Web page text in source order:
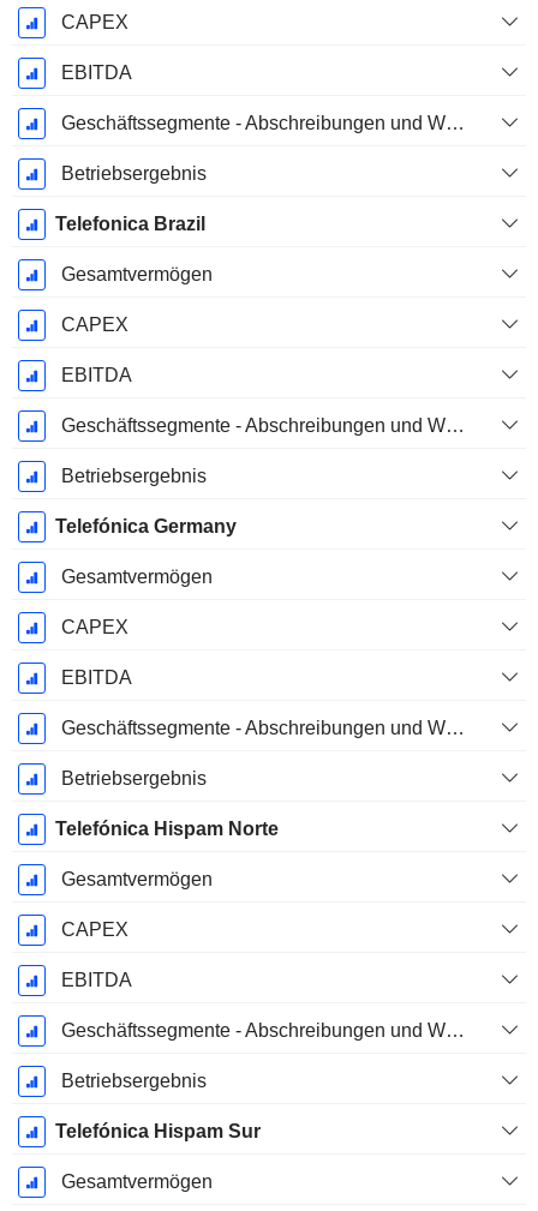
CAPEX
EBITDA
Geschäftssegmente - Abschreibungen und Wertminderungen
Betriebsergebnis
Telefonica Brazil
Gesamtvermögen
CAPEX
EBITDA
Geschäftssegmente - Abschreibungen und Wertminderungen
Betriebsergebnis
Telefónica Germany
Gesamtvermögen
CAPEX
EBITDA
Geschäftssegmente - Abschreibungen und Wertminderungen
Betriebsergebnis
Telefónica Hispam Norte
Gesamtvermögen
CAPEX
EBITDA
Geschäftssegmente - Abschreibungen und Wertminderungen
Betriebsergebnis
Telefónica Hispam Sur
Gesamtvermögen